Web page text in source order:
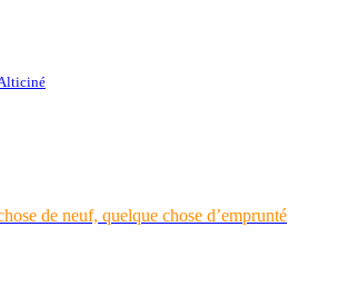
de neuf, quelque chose d’emprunté